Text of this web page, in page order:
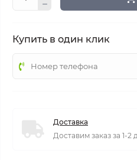
Купить в один клик
Доставка
Доставим заказ за 1-2